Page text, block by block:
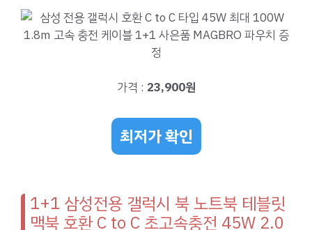
가격 : 23,900원
최저가 확인
1+1 삼성전용 갤럭시 북 노트북 테블릿
맥북 호환 C to C 초고속충전 45W 2.0